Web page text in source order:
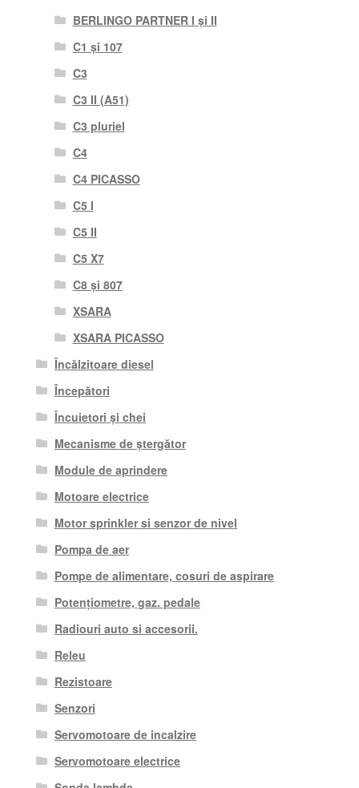
BERLINGO PARTNER I și II
C1 și 107
C3
C3 II (A51)
C3 pluriel
C4
C4 PICASSO
C5 I
C5 II
C5 X7
C8 și 807
XSARA
XSARA PICASSO
Încălzitoare diesel
Începători
Încuietori și chei
Mecanisme de ștergător
Module de aprindere
Motoare electrice
Motor sprinkler si senzor de nivel
Pompa de aer
Pompe de alimentare, cosuri de aspirare
Potențiometre, gaz. pedale
Radiouri auto si accesorii.
Releu
Rezistoare
Senzori
Servomotoare de incalzire
Servomotoare electrice